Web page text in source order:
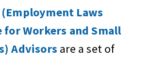
Laws
for Workers and Small
Advisors are a set of